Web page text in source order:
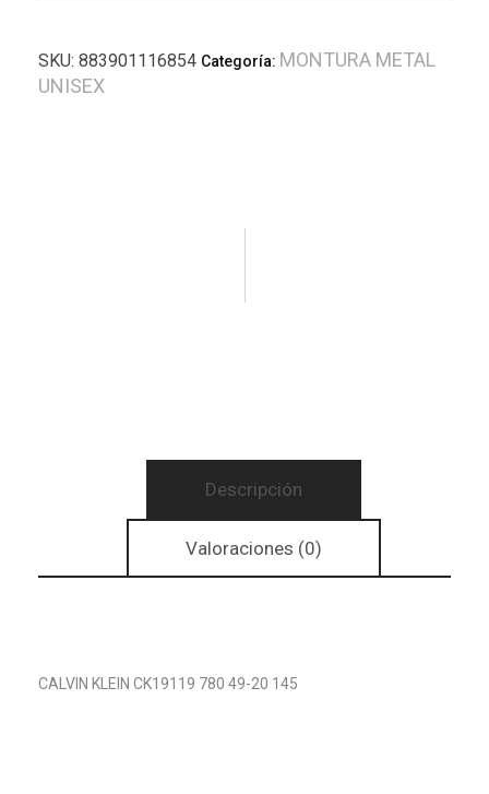
SKU: 883901116854 Categoría: MONTURA METAL
UNISEX
Descripción
Valoraciones (0)
CALVIN KLEIN CK19119 780 49-20 145